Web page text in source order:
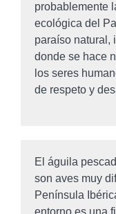
probablemente
ecológica del
paraíso natural,
donde se hace
los seres
de respeto y
El águila
son aves muy
Península